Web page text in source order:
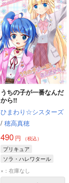
うちの子が一番なんだ
から!!
ひまわり☆シスターズ
/ 穂高真穂
490円 （税込）
プリキュア
ソラ・ハレワタール
猫屋敷ユキ
×：在庫なし